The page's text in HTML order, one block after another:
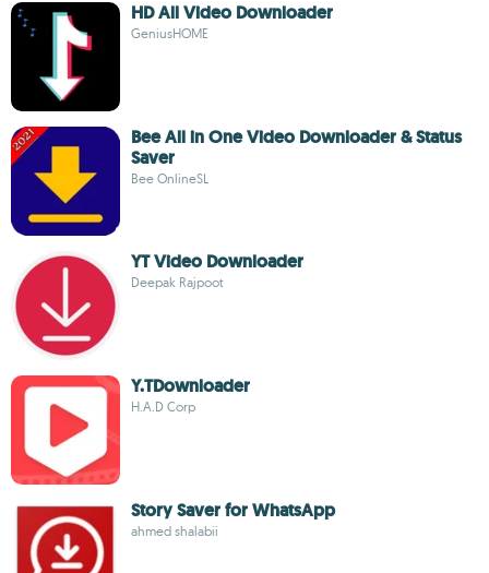
HD All Video Downloader
GeniusHOME
Bee All in One Video Downloader & Status
Saver
Bee OnlineSL
YT Video Downloader
Deepak Rajpoot
Y.TDownloader
H.A.D Corp
Story Saver for WhatsApp
ahmed shalabii